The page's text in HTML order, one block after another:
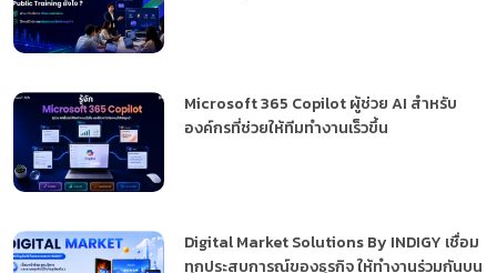
Microsoft 365 Copilot ผู้ช่วย AI สำหรับ
องค์กรที่ช่วยให้ทีมทำงานเร็วขึ้น
Digital Market Solutions By INDIGY เชื่อม
ทุกประสบการณ์ของธุรกิจ ให้ทำงานร่วมกันบน